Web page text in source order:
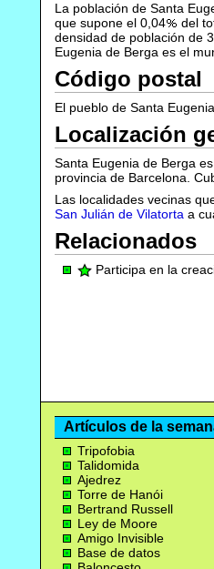
La población de Santa
que supone el 0,04
del
densidad de población de
Eugenia de Berga es el
Código postal
El pueblo de Santa
Localización
Santa Eugenia de Berga
provincia de Barcelona.
Las localidades vecinas
San Julián de Vilatorta a
Relacionados
Participa en la
Artículos de la
Tripofobia
Talidomida
Ajedrez
Torre de Hanói
Bertrand Russell
Ley de Moore
Amigo Invisible
Base de datos